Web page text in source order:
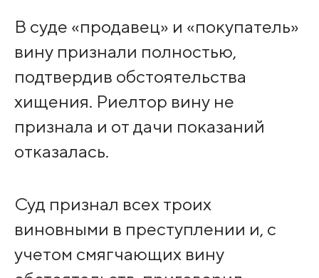
В суде «продавец» и «покупатель»
вину признали полностью,
подтвердив обстоятельства
хищения. Риелтор вину не
признала и от дачи показаний
отказалась.
Суд признал всех троих
виновными в преступлении и, с
учетом смягчающих вину